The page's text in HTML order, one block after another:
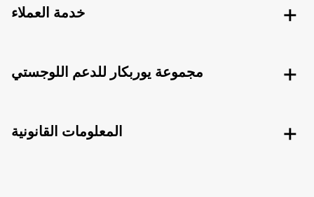
خدمة العملاء
مجموعة يوربكار للدعم اللوجستي
المعلومات القانونية